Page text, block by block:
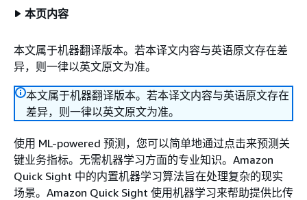
本页内容
本文属于机器翻译版本。若本译文内容与英语原文存在差
异，则一律以英文原文为准。
本文属于机器翻译版本。若本译文内容与英语原文存在
差异，则一律以英文原文为准。
使用 ML-powered 预测，您可以简单地通过点击来预测关
键业务指标。无需机器学习方面的专业知识。Amazon
Quick Sight 中的内置机器学习算法旨在处理复杂的现实
场景。Amazon Quick Sight 使用机器学习来帮助提供比传